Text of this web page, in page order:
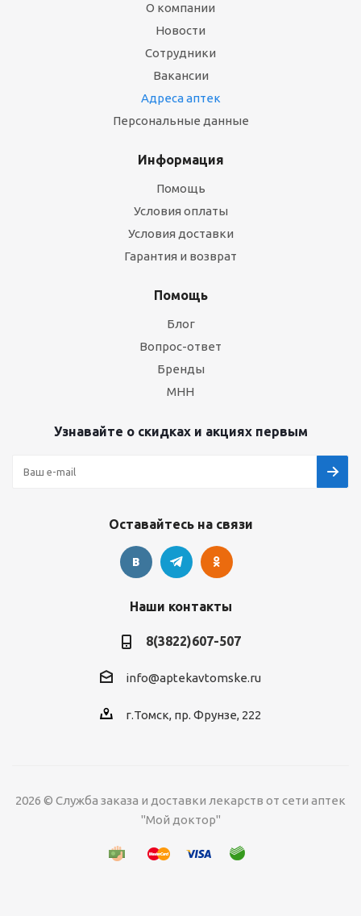
О компании
Новости
Сотрудники
Вакансии
Адреса аптек
Персональные данные
Информация
Помощь
Условия оплаты
Условия доставки
Гарантия и возврат
Помощь
Блог
Вопрос-ответ
Бренды
МНН
Узнавайте о скидках и акциях первым
Оставайтесь на связи
Наши контакты
8(3822)607-507
info@aptekavtomske.ru
г.Томск, пр. Фрунзе, 222
2026 © Служба заказа и доставки лекарств от сети аптек
"Мой доктор"